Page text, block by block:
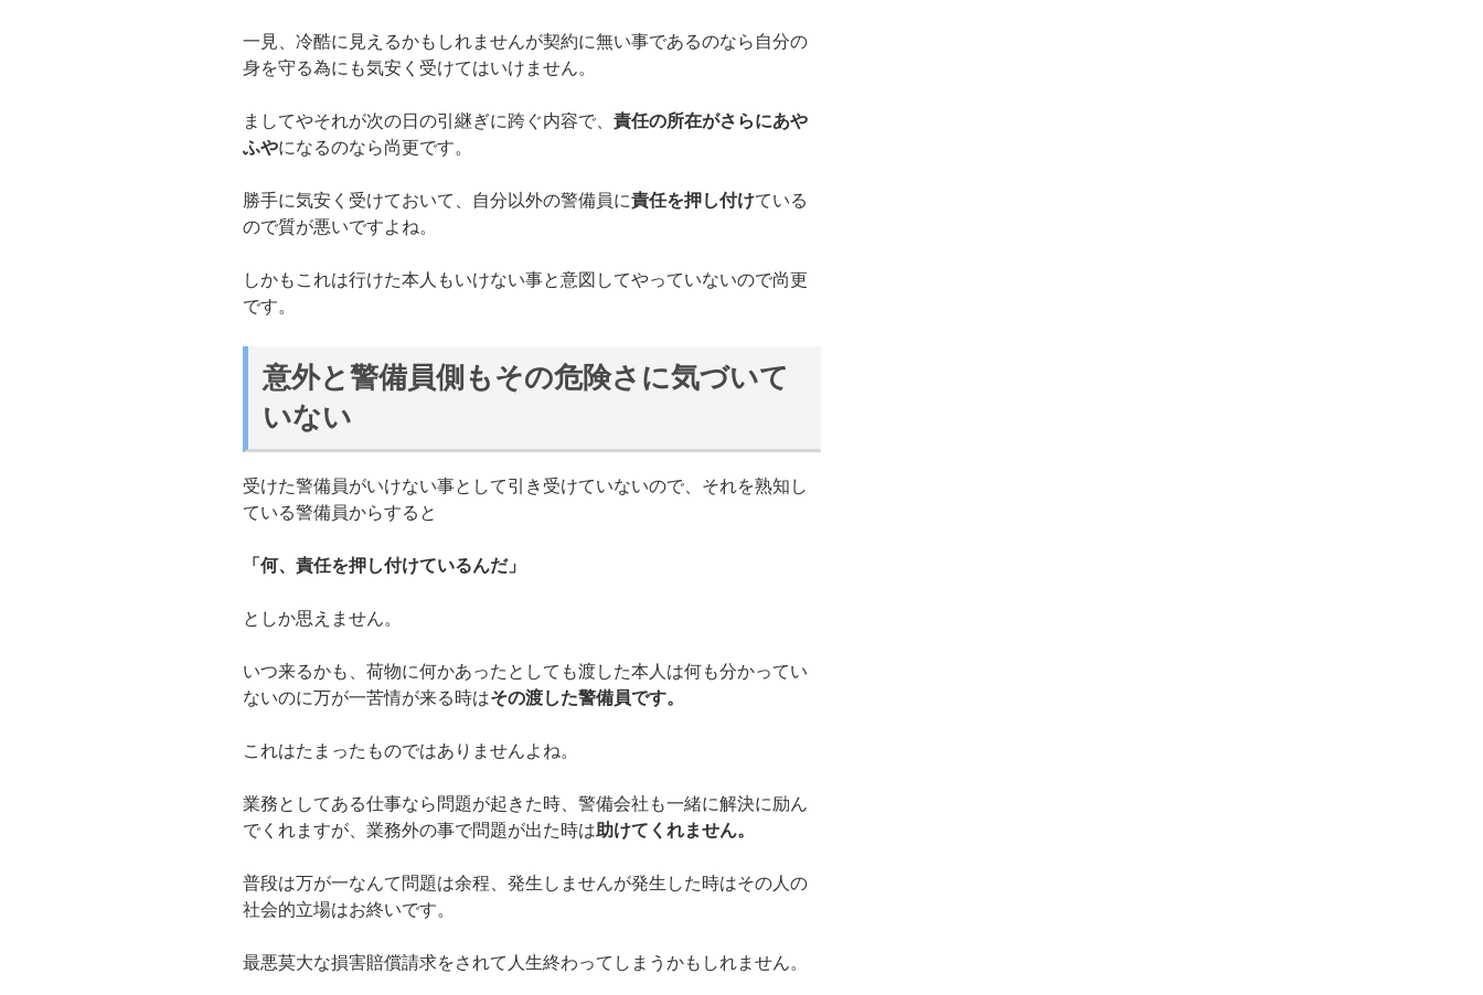
一見、冷酷に見えるかもしれませんが契約に無い事であるのなら自分の
身を守る為にも気安く受けてはいけません。
ましてやそれが次の日の引継ぎに跨ぐ内容で、 責任の所在がさらにあや
ふやになるのなら尚更です。
勝手に気安く受けておいて、自分以外の警備員に責任を押し付けている
ので質が悪いですよね。
しかもこれは行けた本人もいけない事と意図してやっていないので尚更
です。
意外と警備員側もその危険さに気づいて
いない
受けた警備員がいけない事として引き受けていないので、それを熟知し
ている警備員からすると
「何、責任を押し付けているんだ」
としか思えません。
いつ来るかも、荷物に何かあったとしても渡した本人は何も分かってい
ないのに万が一苦情が来る時はその渡した警備員です。
これはたまったものではありませんよね。
業務としてある仕事なら問題が起きた時、警備会社も一緒に解決に励ん
でくれますが、業務外の事で問題が出た時は助けてくれません。
普段は万が一なんて問題は余程、発生しませんが発生した時はその人の
社会的立場はお終いです。
最悪莫大な損害賠償請求をされて人生終わってしまうかもしれません。